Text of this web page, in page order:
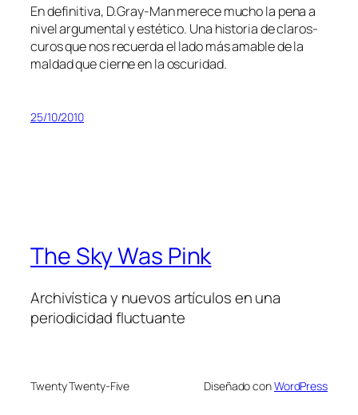
En de­fi­ni­ti­va, D.Gray-Man me­re­ce mu­cho la pe­na a
ni­vel ar­gu­men­tal y es­té­ti­co. Una his­to­ria de cla­ros­
cu­ros que nos re­cuer­da el la­do más ama­ble de la
mal­dad que cier­ne en la oscuridad.
25/10/2010
The Sky Was Pink
Archivística y nuevos artículos en una
periodicidad fluctuante
Twenty Twenty-Five Diseñado conWordPress